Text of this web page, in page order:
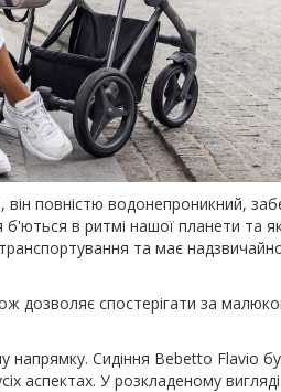
він повністю водонепроникний,
в ритмі нашої планети та
та має
дозволяє спостерігати за
напрямку. Сидіння Bebetto Flavio
У розкладеному